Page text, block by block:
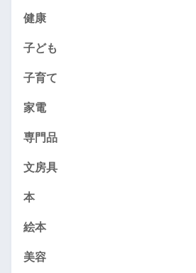
健康
子ども
子育て
家電
専門品
文房具
本
絵本
美容